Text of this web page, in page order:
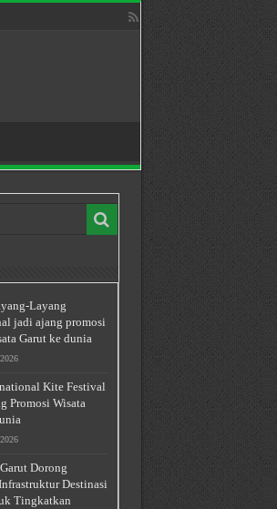
Layang
jadi ajang promosi
Garut ke dunia
Kite Festival
Promosi Wisata
Dorong
Destinasi
Tingkatkan